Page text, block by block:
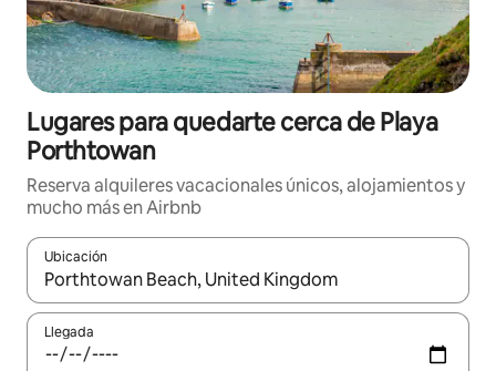
Lugares para quedarte cerca de Playa
Porthtowan
Reserva alquileres vacacionales únicos, alojamientos y
mucho más en Airbnb
Ubicación
Cuando los resultados estén disponibles, navega con las
Llegada